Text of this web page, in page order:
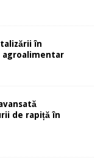
în
agroalimentar
de rapiță în